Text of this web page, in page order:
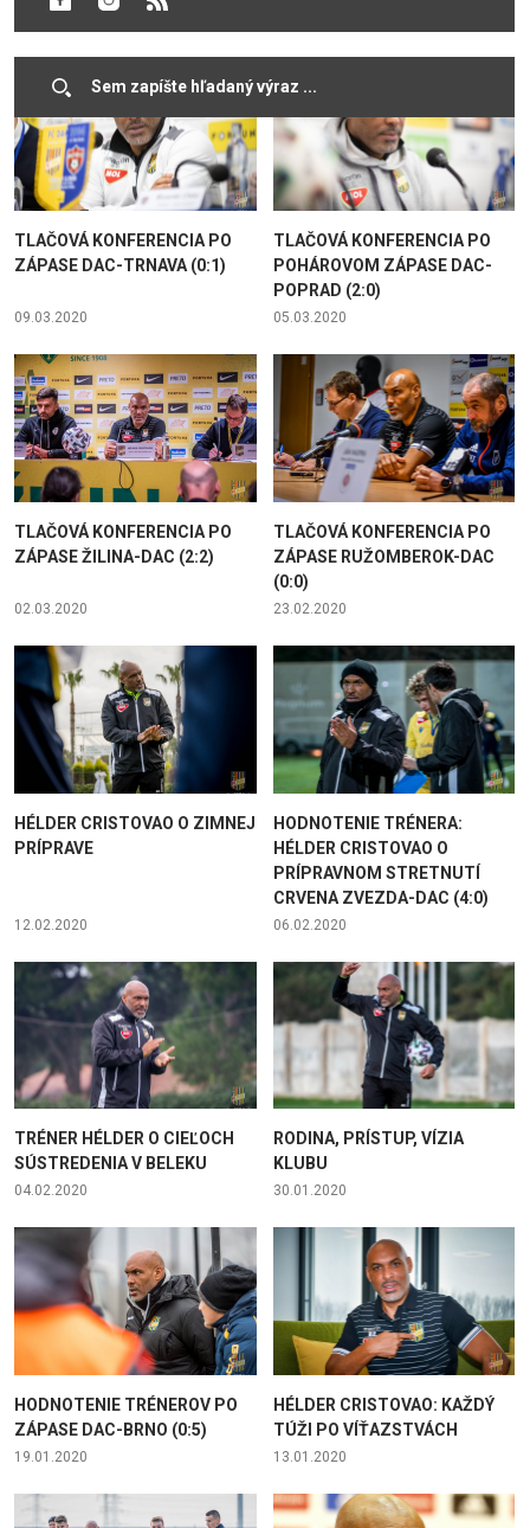
TLAČOVÁ KONFERENCIA PO
ZÁPASE DAC-TRNAVA (0:1)
09.03.2020
TLAČOVÁ KONFERENCIA PO
POHÁROVOM ZÁPASE DAC-
POPRAD (2:0)
05.03.2020
TLAČOVÁ KONFERENCIA PO
ZÁPASE ŽILINA-DAC (2:2)
02.03.2020
TLAČOVÁ KONFERENCIA PO
ZÁPASE RUŽOMBEROK-DAC
(0:0)
23.02.2020
HÉLDER CRISTOVAO O ZIMNEJ
PRÍPRAVE
12.02.2020
HODNOTENIE TRÉNERA:
HÉLDER CRISTOVAO O
PRÍPRAVNOM STRETNUTÍ
CRVENA ZVEZDA-DAC (4:0)
06.02.2020
TRÉNER HÉLDER O CIEĽOCH
SÚSTREDENIA V BELEKU
04.02.2020
RODINA, PRÍSTUP, VÍZIA
KLUBU
30.01.2020
HODNOTENIE TRÉNEROV PO
ZÁPASE DAC-BRNO (0:5)
19.01.2020
HÉLDER CRISTOVAO: KAŽDÝ
TÚŽI PO VÍŤAZSTVÁCH
13.01.2020